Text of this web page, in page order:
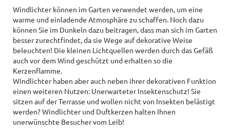
Windlichter können im Garten verwendet werden, um eine
warme und einladende Atmosphäre zu schaffen. Noch dazu
können Sie im Dunkeln dazu beitragen, dass man sich im Garten
besser zurechtfindet, da sie Wege auf dekorative Weise
beleuchten! Die kleinen Lichtquellen werden durch das Gefäß
auch vor dem Wind geschützt und erhalten so die
Kerzenflamme.
Windlichter haben aber auch neben ihrer dekorativen Funktion
einen weiteren Nutzen: Unerwarteter Insektenschutz! Sie
sitzen auf der Terrasse und wollen nicht von Insekten belästigt
werden? Windlichter und Duftkerzen halten Ihnen
unerwünschte Besucher vom Leib!